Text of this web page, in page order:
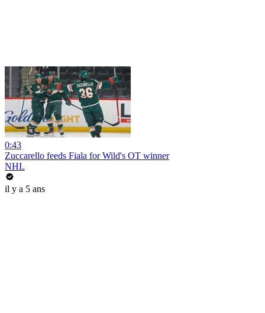
0:43
Zuccarello feeds Fiala for Wild's OT winner
NHL
il y a 5 ans